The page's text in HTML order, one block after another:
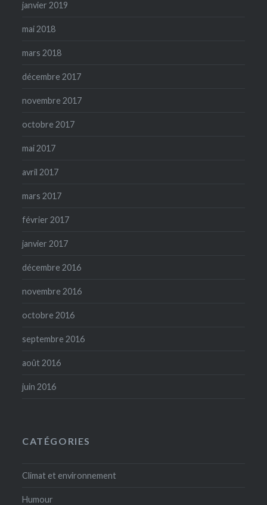
janvier 2019
mai 2018
mars 2018
décembre 2017
novembre 2017
octobre 2017
mai 2017
avril 2017
mars 2017
février 2017
janvier 2017
décembre 2016
novembre 2016
octobre 2016
septembre 2016
août 2016
juin 2016
CATÉGORIES
Climat et environnement
Humour